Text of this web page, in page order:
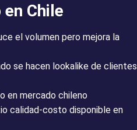
Chile
el volumen pero mejora la
se hacen lookalike de clientes
en mercado chileno
calidad-costo disponible en